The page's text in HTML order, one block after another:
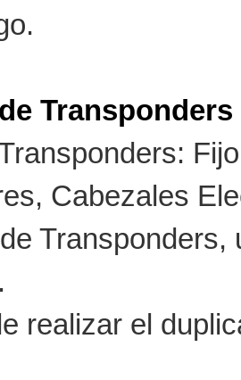
Cabezales
realizar el